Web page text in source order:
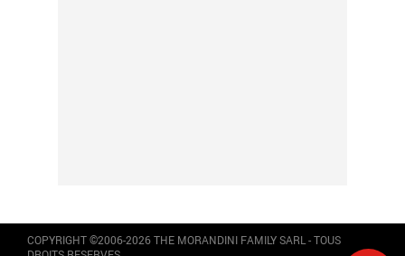
COPYRIGHT ©2006-2026 THE MORANDINI FAMILY SARL - TOUS